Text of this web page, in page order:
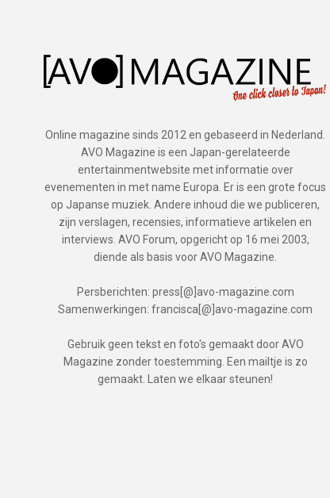
Online magazine sinds 2012 en gebaseerd in Nederland.
AVO Magazine is een Japan-gerelateerde
entertainmentwebsite met informatie over
evenementen in met name Europa. Er is een grote focus
op Japanse muziek. Andere inhoud die we publiceren,
zijn verslagen, recensies, informatieve artikelen en
interviews. AVO Forum, opgericht op 16 mei 2003,
diende als basis voor AVO Magazine.
Persberichten: press[@]avo-magazine.com
Samenwerkingen: francisca[@]avo-magazine.com
Gebruik geen tekst en foto's gemaakt door AVO
Magazine zonder toestemming. Een mailtje is zo
gemaakt. Laten we elkaar steunen!